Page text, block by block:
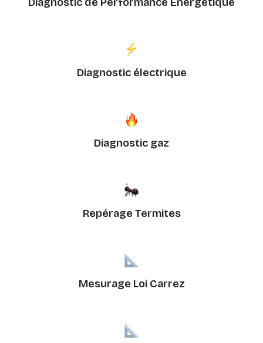
Diagnostic électrique
Diagnostic gaz
Repérage Termites
Mesurage Loi Carrez